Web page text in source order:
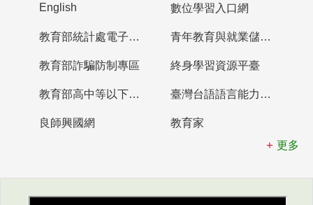
English 數位學習入口網
教育部統計處電子書櫃 青年教育與就業儲蓄帳戶
教育部詐騙防制專區 終身學習資源平臺
教育部高中等以下學校及幼兒園教師資格檢定考試 臺灣台語語言能力認證網站
良師興國網
教育家
更多